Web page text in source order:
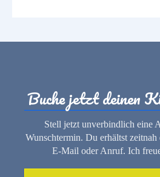
Buche jetzt deinen
Stell jetzt unverbindlich eine
Wunschtermin. Du erhältst
E-Mail oder Anruf. Ich